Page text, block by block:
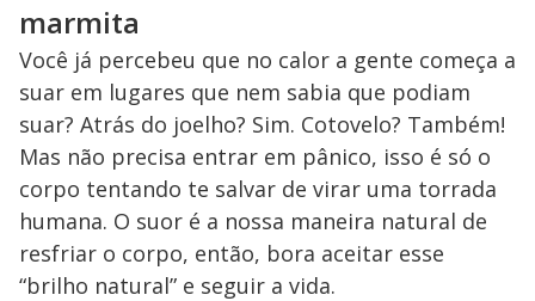
marmita
Você já percebeu que no calor a gente começa a
suar em lugares que nem sabia que podiam
suar? Atrás do joelho? Sim. Cotovelo? Também!
Mas não precisa entrar em pânico, isso é só o
corpo tentando te salvar de virar uma torrada
humana. O suor é a nossa maneira natural de
resfriar o corpo, então, bora aceitar esse
“brilho natural” e seguir a vida.